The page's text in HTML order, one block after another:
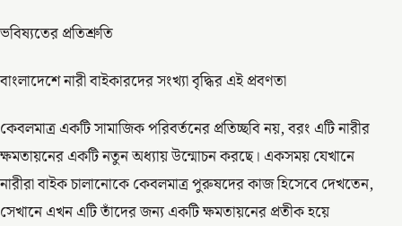
ভবিষ্যতের প্রতিশ্রুতি
বাংলাদেশে নারী বাইকারদের সংখ্যা বৃদ্ধির এই প্রবণতা
কেবলমাত্র একটি সামাজিক পরিবর্তনের প্রতিচ্ছবি নয়, বরং এটি নারীর
ক্ষমতায়নের একটি নতুন অধ্যায় উন্মোচন করছে। একসময় যেখানে
নারীরা বাইক চালানোকে কেবলমাত্র পুরুষদের কাজ হিসেবে দেখতেন,
সেখানে এখন এটি তাঁদের জন্য একটি ক্ষমতায়নের প্রতীক হয়ে